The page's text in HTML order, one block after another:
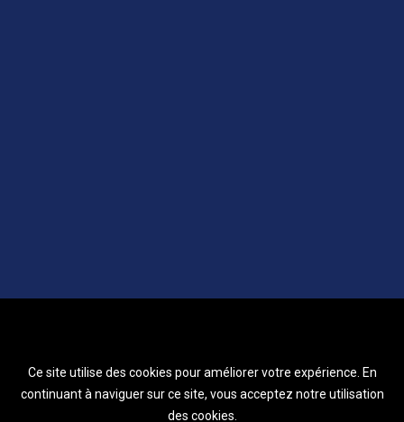
Ce site utilise des cookies pour améliorer votre expérience. En
continuant à naviguer sur ce site, vous acceptez notre utilisation
des cookies.